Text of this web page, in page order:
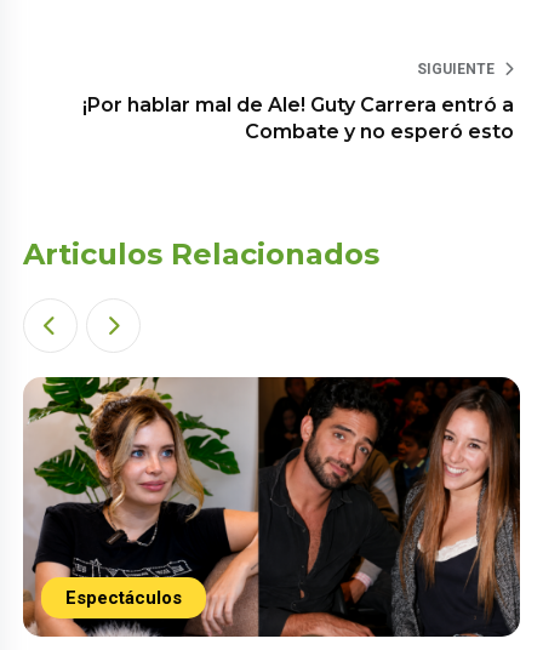
SIGUIENTE
¡Por hablar mal de Ale! Guty Carrera entró a
Combate y no esperó esto
Articulos Relacionados
Espectáculos